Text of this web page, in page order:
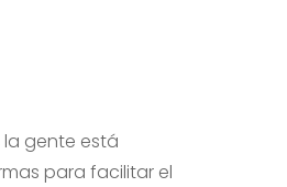
la gente está
para facilitar el